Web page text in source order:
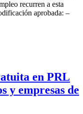
recurren a esta
aprobada: –
en PRL
y empresas de